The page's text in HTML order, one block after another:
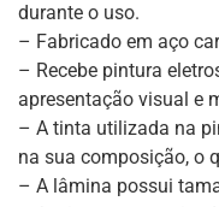
durante o uso.
– Fabricado em aço
– Recebe pintura
apresentação visual e
– A tinta utilizada na
na sua composição, o
– A lâmina possui